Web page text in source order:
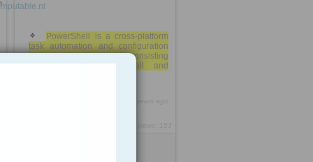
PowerShell is a cross-platform
task automation and configuration
management framework, consisting
of a command-line shell and